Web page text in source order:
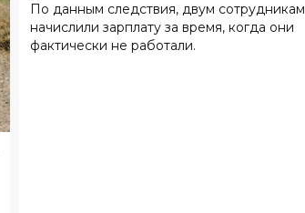
По данным следствия, двум сотрудникам
начислили зарплату за время, когда они
фактически не работали.